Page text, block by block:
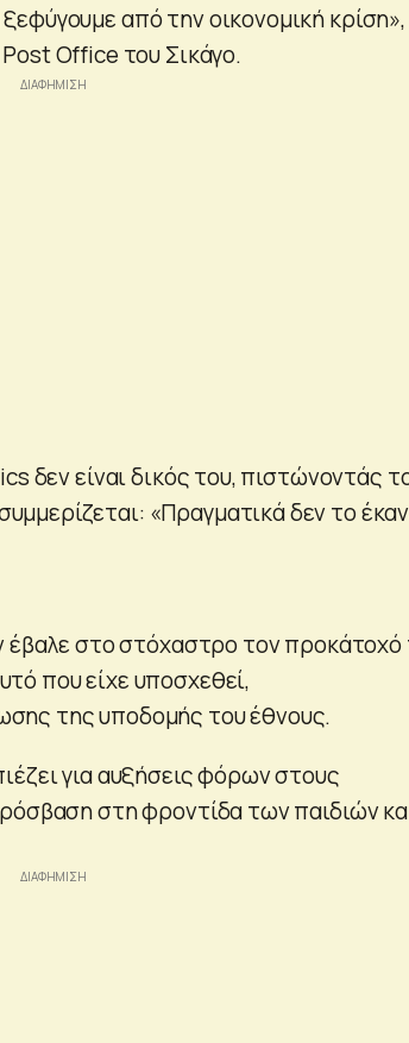
από την οικονομική κρίση»,
Office του Σικάγο.
δεν είναι δικός του, πιστώνοντάς
«Πραγματικά δεν το
έβαλε στο στόχαστρο τον προκάτοχό
που είχε υποσχεθεί,
της υποδομής του έθνους.
για αυξήσεις φόρων στους
στη φροντίδα των παιδιών